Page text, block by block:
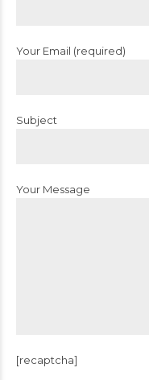
Your Email (required)
Subject
Your Message
[recaptcha]